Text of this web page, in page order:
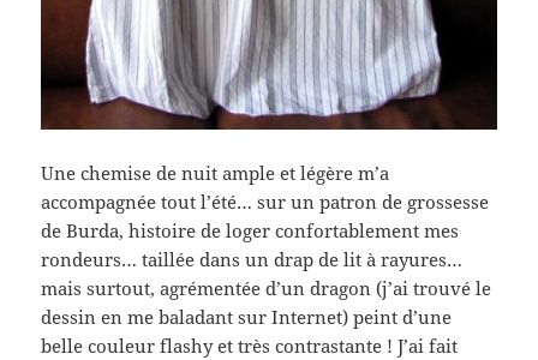
Une chemise de nuit ample et légère m’a
accompagnée tout l’été… sur un patron de grossesse
de Burda, histoire de loger confortablement mes
rondeurs… taillée dans un drap de lit à rayures…
mais surtout, agrémentée d’un dragon (j’ai trouvé le
dessin en me baladant sur Internet) peint d’une
belle couleur flashy et très contrastante ! J’ai fait